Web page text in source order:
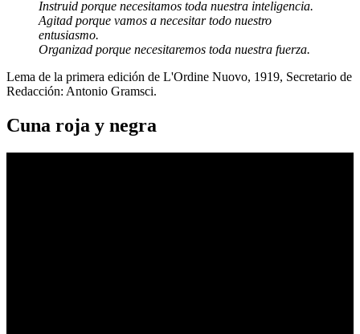
Instruid porque necesitamos toda nuestra inteligencia.
Agitad porque vamos a necesitar todo nuestro
entusiasmo.
Organizad porque necesitaremos toda nuestra fuerza.
Lema de la primera edición de L'Ordine Nuovo, 1919, Secretario de
Redacción: Antonio Gramsci.
Cuna roja y negra